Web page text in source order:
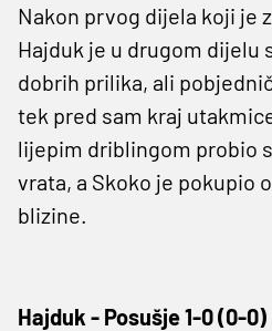
Nakon prvog dijela koji je
Hajduk je u drugom dijelu
dobrih prilika, ali
tek pred sam kraj
lijepim driblingom probio
vrata, a Skoko je pokupio
blizine.
Hajduk - Posušje 1-0 (0-0)